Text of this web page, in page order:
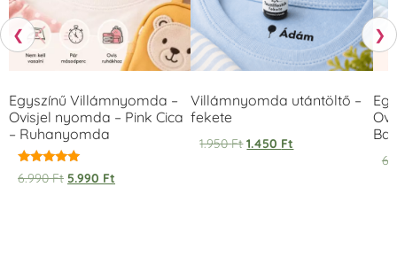
❮
Egyszínű Villámnyomda –
Ovisjel nyomda – Pink Cica
– Ruhanyomda
Értékelés:
5.00
6.990Ft 5.990 Ft
Villámnyomda utántöltő –
fekete
1.950Ft 1.450 Ft
❯